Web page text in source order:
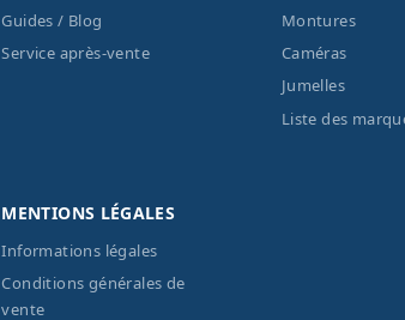
Guides / Blog
Service après-vente
Montures
Caméras
Jumelles
Liste des
MENTIONS LÉGALES
Informations légales
Conditions générales de
vente